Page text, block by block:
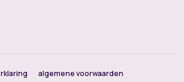
algemene voorwaarden